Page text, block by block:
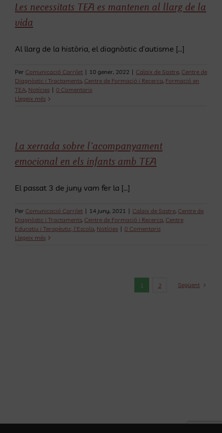
Les necessitats TEA es mantenen al llarg de la
vida
Al llarg de la història, el diagnòstic d’autisme [...]
Per Comunicació Carrilet | 10 gener, 2022 | Calaix de Sastre, Centre de
Diagnòstic i Tractaments, Centre de Formació i Recerca, Formació en
TEA, Notícies | 0 Comentaris
Llegeix més
La xerrada sobre l’acompanyament
emocional en els infants amb TEA
El passat 3 de juny vam fer la [...]
Per Comunicació Carrilet | 14 juny, 2021 | Calaix de Sastre, Centre de
Diagnòstic i Tractaments, Centre de Formació i Recerca, Centre
Educatiu i Terapèutic, l'Escola, Notícies | 0 Comentaris
Llegeix més
1 2 Següent